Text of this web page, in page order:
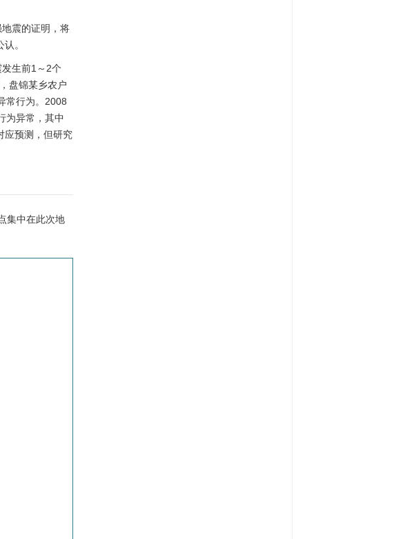
震的证明，将
。
生前1～2个
盘锦某乡农户
常行为。2008
为异常，其中
应预测，但研究
集中在此次地